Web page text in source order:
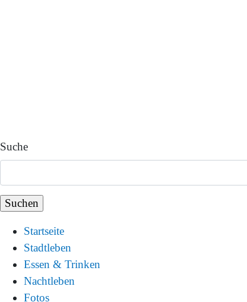
Suche
Startseite
Stadtleben
Essen & Trinken
Nachtleben
Fotos